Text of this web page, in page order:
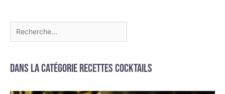
Dans la catégorie Recettes cocktails